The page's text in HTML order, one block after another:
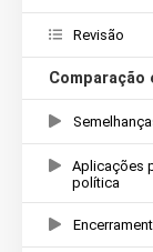
Revisão
Comparação
Aplicações
política